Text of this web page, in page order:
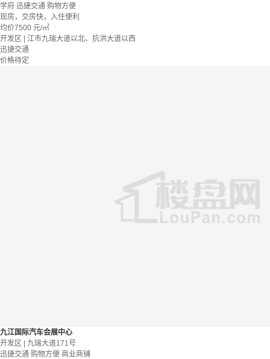
学府 迅捷交通 购物方便
现房，交房快，入住便利
均价7500 元/㎡
开发区 | 江市九瑞大道以北、抗洪大道以西
迅捷交通
价格待定
九江国际汽车会展中心
开发区 | 九瑞大道171号
迅捷交通 购物方便 商业商铺